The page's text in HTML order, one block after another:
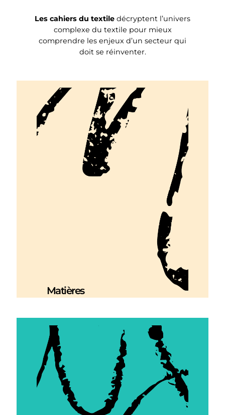
Les cahiers du textile décryptent l’univers
complexe du textile pour mieux
comprendre les enjeux d’un secteur qui
doit se réinventer.
Matières